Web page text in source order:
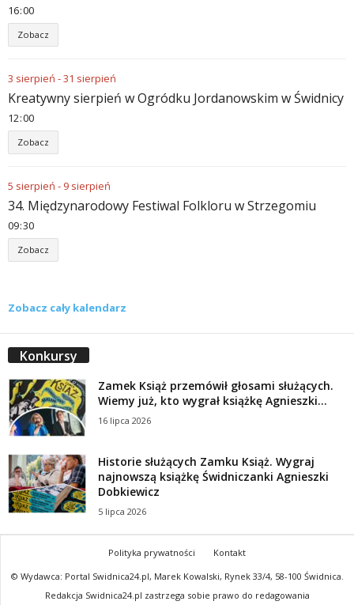
16 00
Zobacz
3 sierpień -31 sierpień
Kreatywny sierpień w Ogródku Jordanowskim w Świdnicy
12 00
Zobacz
5 sierpień - 9 sierpień
34. Międzynarodowy Festiwal Folkloru w Strzegomiu
09 30
Zobacz
Zobacz cały kalendarz
Konkursy
Zamek Książ przemówił głosami służących.
Wiemy już, kto wygrał książkę Agnieszki...
16 lipca 2026
Historie służących Zamku Książ. Wygraj
najnowszą książkę Świdniczanki Agnieszki
Dobkiewicz
5 lipca 2026
Polityka prywatności
Kontakt
© Wydawca: Portal Swidnica24.pl, Marek Kowalski, Rynek 33/4, 58-100 Świdnica.
Redakcja Swidnica24.pl zastrzega sobie prawo do redagowania